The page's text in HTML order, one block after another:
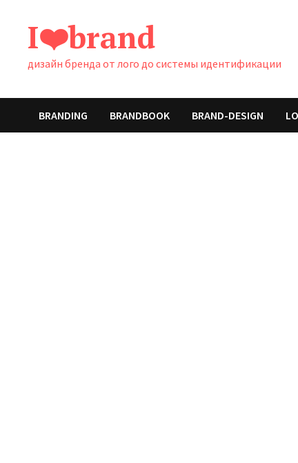
содержимому
I❤️brand
дизайн бренда от лого до системы идентификации
BRANDING BRANDBOOK BRAND-DESIGN